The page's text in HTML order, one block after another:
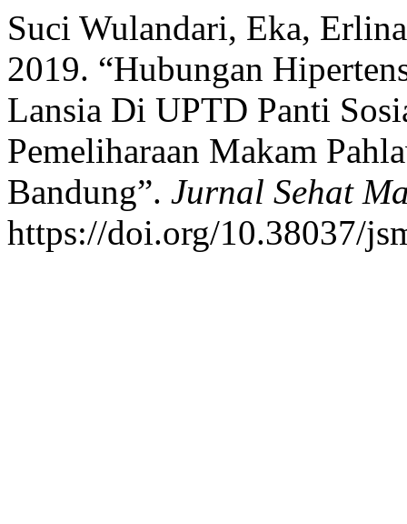
Suci Wulandari, Eka,
2019. “Hubungan
Lansia Di UPTD Panti
Pemeliharaan Makam
Bandung”. Jurnal Sehat
https://doi.org/10.38037/